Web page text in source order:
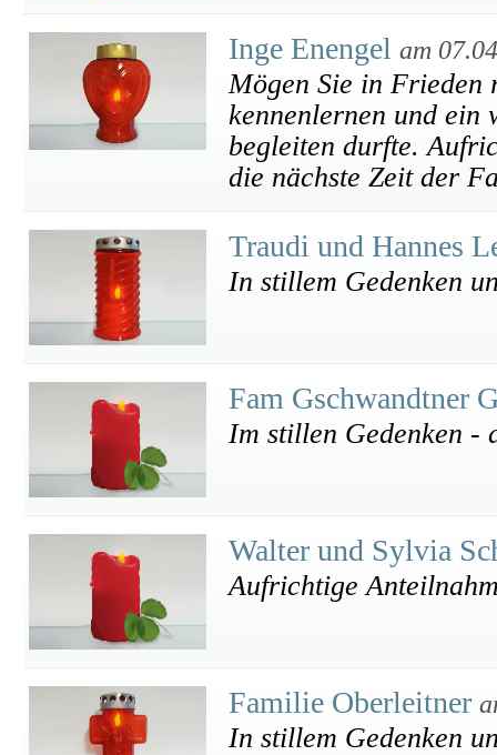
Inge Enengel am
Mögen Sie in Frieden
kennenlernen und ein
begleiten durfte.
die nächste Zeit der
Traudi und Hannes
In stillem Gedenken
Fam Gschwandtner
Im stillen Gedenken -
Walter und Sylvia
Aufrichtige
Familie Oberleitner
In stillem Gedenken